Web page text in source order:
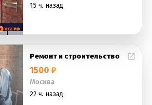
15 ч. назад
Ремонт и строительство
1500 ₽
Москва
22 ч. назад